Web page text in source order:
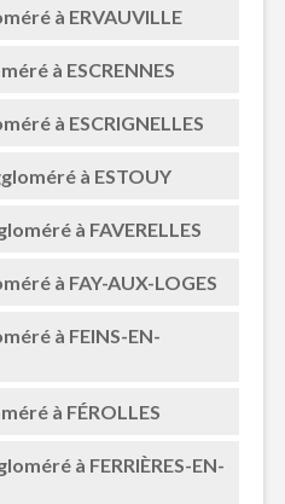
à ERVAUVILLE
à ESCRENNES
à ESCRIGNELLES
à ESTOUY
à FAVERELLES
à FAY-AUX-LOGES
à FEINS-EN-
à FÉROLLES
à FERRIÈRES-EN-